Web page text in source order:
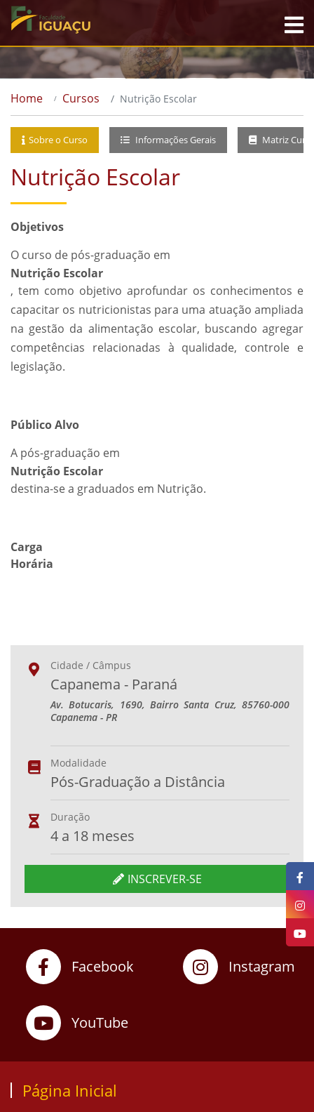
Home Cursos Nutrição Escolar
Sobre o Curso Informações Gerais Matriz
Nutrição Escolar
Objetivos
O curso de pós-graduação em
Nutrição Escolar
, tem como objetivo aprofundar os conhecimentos e
capacitar os nutricionistas para uma atuação ampliada
na gestão da alimentação escolar, buscando agregar
competências relacionadas à qualidade, controle e
legislação.
Público Alvo
A pós-graduação em
Nutrição Escolar
destina-se a graduados em Nutrição.
Carga
Horária
Cidade / Câmpus
Capanema - Paraná
Av. Botucaris, 1690, Bairro Santa Cruz, 85760-000
Capanema - PR
Modalidade
Pós-Graduação a Distância
Duração
4 a 18 meses
INSCREVER-SE
Facebook Instagram
YouTube
Página Inicial